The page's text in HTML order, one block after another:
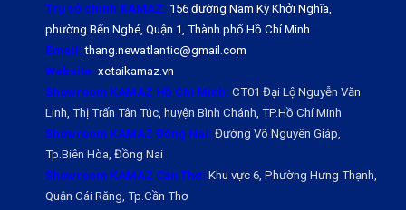
Trụ sở chính KAMAZ: 156 đường Nam Kỳ Khởi Nghĩa,
phường Bến Nghé, Quận 1, Thành phố Hồ Chí Minh
Email: thang.newatlantic@gmail.com
Website: xetaikamaz.vn
Showroom KAMAZ Hồ Chí Minh: CT01 Đại Lộ Nguyễn Văn
Linh, Thị Trấn Tân Túc, huyện Bình Chánh, TP.Hồ Chí Minh
Showroom KAMAZ Đồng Nai: Đường Võ Nguyên Giáp,
Tp.Biên Hòa, Đồng Nai
Showroom KAMAZ Cần Thơ: Khu vực 6, Phường Hưng Thạnh,
Quận Cái Răng, Tp.Cần Thơ